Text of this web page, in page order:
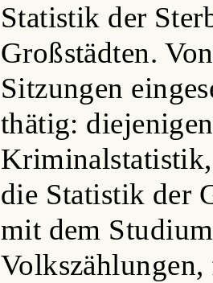
Statistik der
Großstädten.
Sitzungen
thätig:
die Statistik der
mit dem